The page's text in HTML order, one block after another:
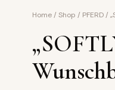
Home / Shop / PFERD /